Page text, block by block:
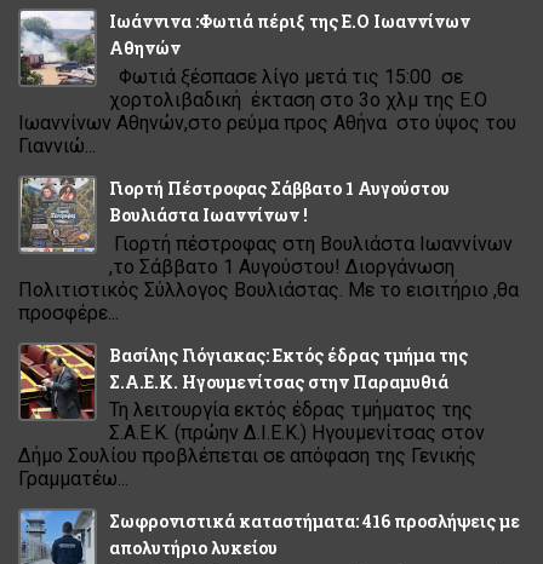
Ιωάννινα :Φωτιά πέριξ της Ε.Ο Ιωαννίνων
Αθηνών
Φωτιά ξέσπασε λίγο μετά τις 15:00 σε
χορτολιβαδική έκταση στο 3ο χλμ της Ε.Ο
Ιωαννίνων Αθηνών,στο ρεύμα προς Αθήνα στο ύψος του
Γιαννιώ...
Γιορτή Πέστροφας Σάββατο 1 Αυγούστου
Βουλιάστα Ιωαννίνων !
Γιορτή πέστροφας στη Βουλιάστα Ιωαννίνων
,το Σάββατο 1 Αυγούστου! Διοργάνωση
Πολιτιστικός Σύλλογος Βουλιάστας. Με το εισιτήριο ,θα
προσφέρε...
Βασίλης Γιόγιακας: Εκτός έδρας τμήμα της
Σ.Α.Ε.Κ. Ηγουμενίτσας στην Παραμυθιά
Τη λειτουργία εκτός έδρας τμήματος της
Σ.Α.Ε.Κ. (πρώην Δ.Ι.Ε.Κ.) Ηγουμενίτσας στον
Δήμο Σουλίου προβλέπεται σε απόφαση της Γενικής
Γραμματέω...
Σωφρονιστικά καταστήματα: 416 προσλήψεις με
απολυτήριο λυκείου